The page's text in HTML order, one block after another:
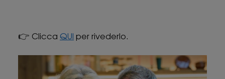
👉 Clicca QUI per rivederlo.